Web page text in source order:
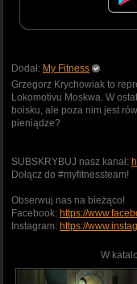
Dodał: My Fitness
Grzegorz Krychowiak to
Lokomotivu Moskwa. W
boisku, ale poza nim jest
pieniądze?
SUBSKRYBUJ nasz kanał:
Dołącz do #myfitnessteam!
Obserwuj nas na bieżąco!
Facebook: https://
Instagram: https://
W